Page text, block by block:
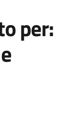
per: